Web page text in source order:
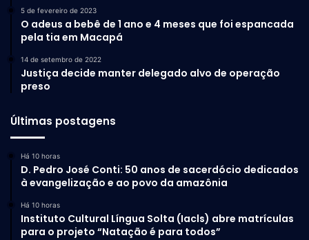
5 de fevereiro de 2023
O adeus a bebê de 1 ano e 4 meses que foi espancada
pela tia em Macapá
14 de setembro de 2022
Justiça decide manter delegado alvo de operação
preso
Últimas postagens
Há 10 horas
D. Pedro José Conti: 50 anos de sacerdócio dedicados
à evangelização e ao povo da amazônia
Há 10 horas
Instituto Cultural Língua Solta (Iacls) abre matrículas
para o projeto “Natação é para todos”